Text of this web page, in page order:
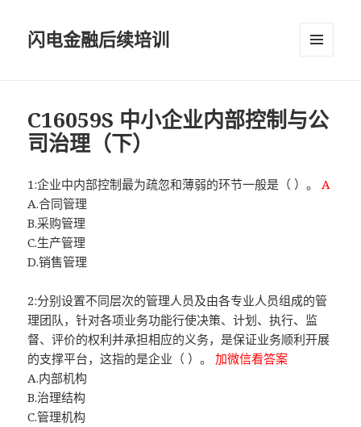
闪电金融后续培训
C16059S 中小企业内部控制与公
司治理（下）
1:企业中内部控制最为疏忽和薄弱的环节一般是（ ）。A
A.合同管理
B.采购管理
C.生产管理
D.销售管理
2:分别设置不同层次的管理人员及由各专业人员组成的管
理团队，针对各项业务功能行使决策、计划、执行、监
督、评价的权利并承担相应的义务，是保证业务顺利开展
的支撑平台，这指的是企业（ ）。加微信看答案
A.内部机构
B.治理结构
C.管理机构